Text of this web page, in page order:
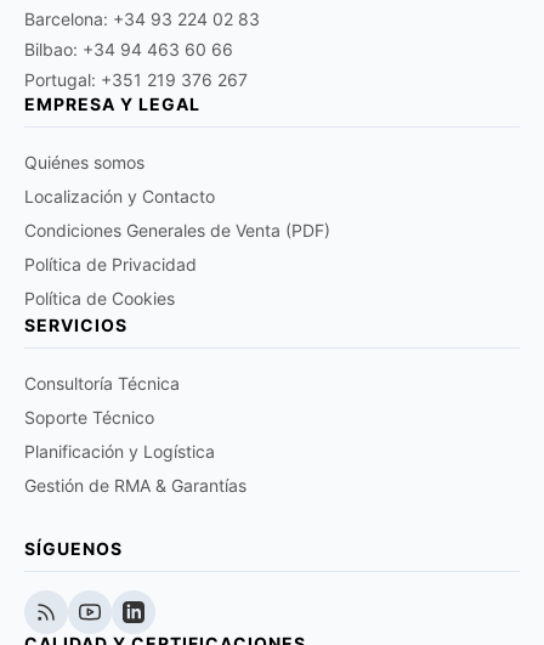
Barcelona: +34 93 224 02 83
Bilbao: +34 94 463 60 66
Portugal: +351 219 376 267
EMPRESA Y LEGAL
Quiénes somos
Localización y Contacto
Condiciones Generales de Venta (PDF)
Política de Privacidad
Política de Cookies
SERVICIOS
Consultoría Técnica
Soporte Técnico
Planificación y Logística
Gestión de RMA & Garantías
SÍGUENOS